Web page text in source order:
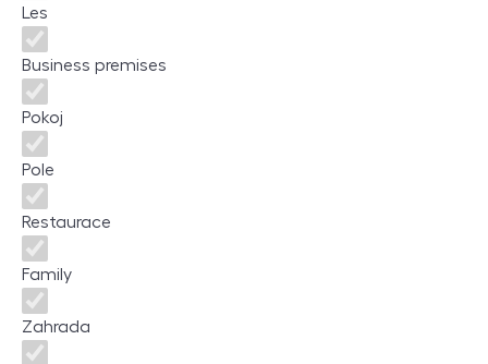
Les
Business premises
Pokoj
Pole
Restaurace
Family
Zahrada